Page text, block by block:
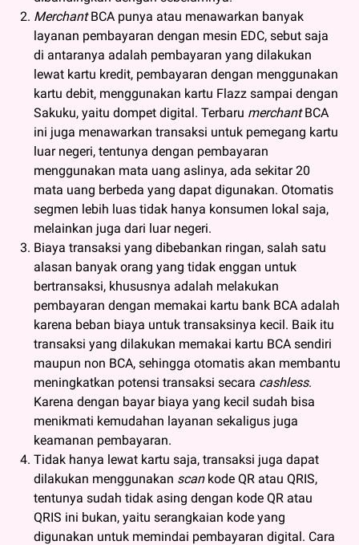
MerchantBCA punya atau menawarkan banyak
layanan pembayaran dengan mesin EDC, sebut saja
di antaranya adalah pembayaran yang dilakukan
lewat kartu kredit, pembayaran dengan menggunakan
kartu debit, menggunakan kartu Flazz sampai dengan
Sakuku, yaitu dompet digital. Terbaru merchantBCA
ini juga menawarkan transaksi untuk pemegang kartu
luar negeri, tentunya dengan pembayaran
menggunakan mata uang aslinya, ada sekitar 20
mata uang berbeda yang dapat digunakan. Otomatis
segmen lebih luas tidak hanya konsumen lokal saja,
melainkan juga dari luar negeri.
Biaya transaksi yang dibebankan ringan, salah satu
alasan banyak orang yang tidak enggan untuk
bertransaksi, khususnya adalah melakukan
pembayaran dengan memakai kartu bank BCA adalah
karena beban biaya untuk transaksinya kecil. Baik itu
transaksi yang dilakukan memakai kartu BCA sendiri
maupun non BCA, sehingga otomatis akan membantu
meningkatkan potensi transaksi secara cashless.
Karena dengan bayar biaya yang kecil sudah bisa
menikmati kemudahan layanan sekaligus juga
keamanan pembayaran.
Tidak hanya lewat kartu saja, transaksi juga dapat
dilakukan menggunakan scan kode QR atau QRIS,
tentunya sudah tidak asing dengan kode QR atau
QRIS ini bukan, yaitu serangkaian kode yang
digunakan untuk memindai pembayaran digital. Cara